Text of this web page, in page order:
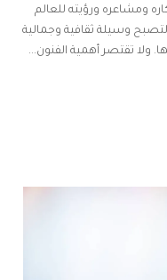
ومشاعره ورؤيته للعالم
وسيلة ثقافية وجمالية
ولا تقتصر أهمية الفنون...